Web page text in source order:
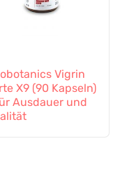
Vigrin
X9 (90 Kapseln)
Ausdauer und